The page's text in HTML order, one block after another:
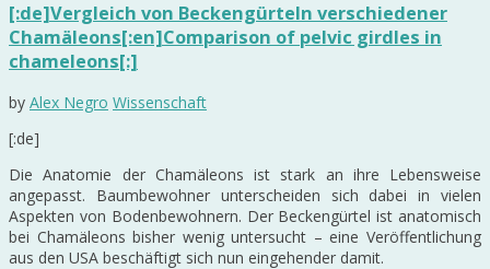
[:de]Vergleich von Beckengürteln verschiedener
Chamäleons[:en]Comparison of pelvic girdles in
chameleons[:]
by Alex Negro Wissenschaft
[:de]
Die Anatomie der Chamäleons ist stark an ihre Lebensweise
angepasst. Baumbewohner unterscheiden sich dabei in vielen
Aspekten von Bodenbewohnern. Der Beckengürtel ist anatomisch
bei Chamäleons bisher wenig untersucht – eine Veröffentlichung
aus den USA beschäftigt sich nun eingehender damit.